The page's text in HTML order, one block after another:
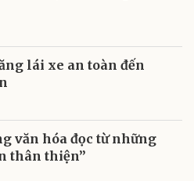
lái xe an toàn đến
văn hóa đọc từ những
thân thiện”